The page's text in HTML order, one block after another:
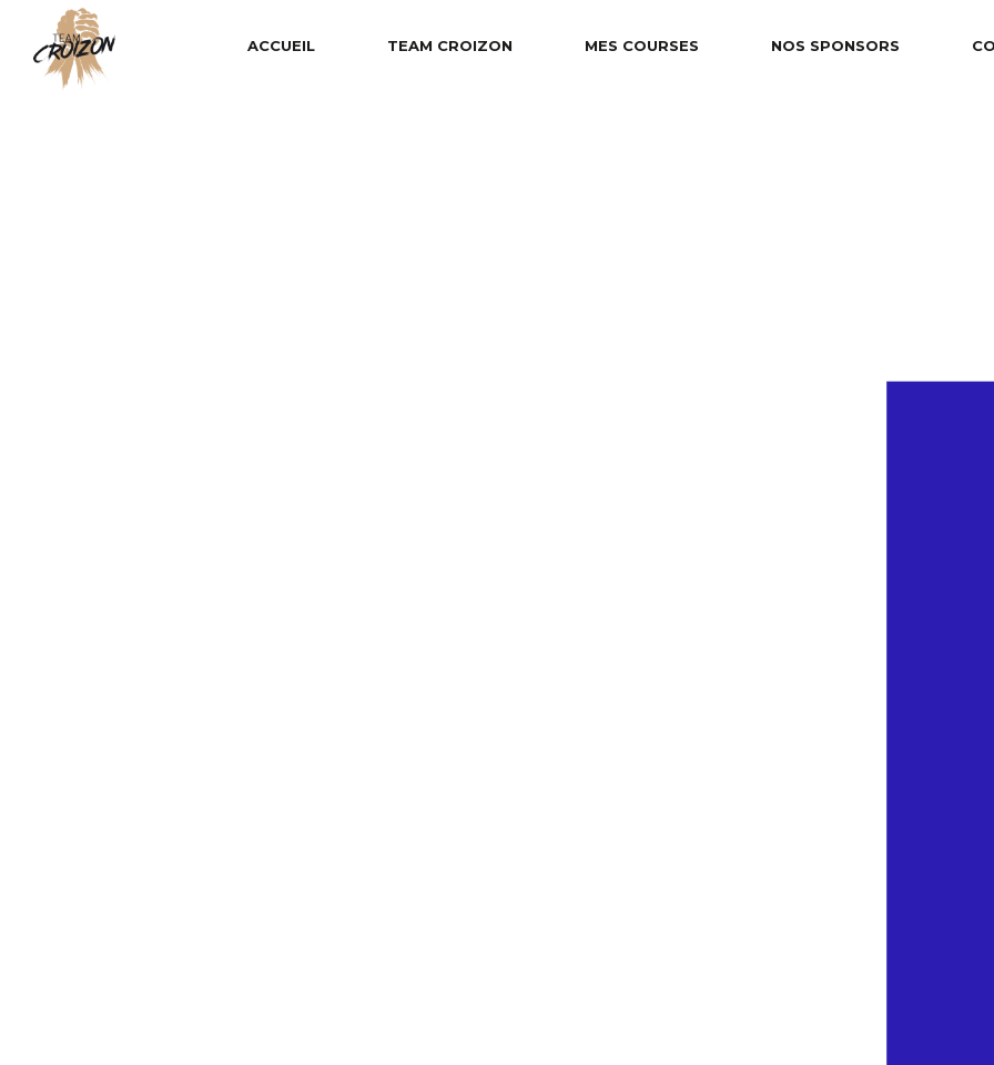
ACCUEIL TEAM CROIZON MES COURSES NOS SPONSORS